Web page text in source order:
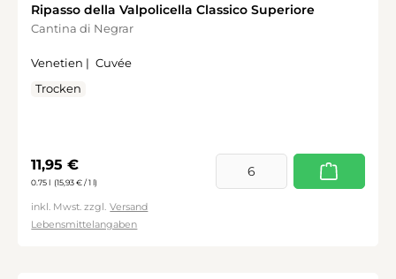
Ripasso della Valpolicella Classico Superiore
Cantina di Negrar
Venetien | Cuvée
Trocken
Regulärer Preis:
11,95 €
0.75 l (15,93 € / 1 l)
inkl. Mwst. zzgl. Versand
Lebensmittelangaben